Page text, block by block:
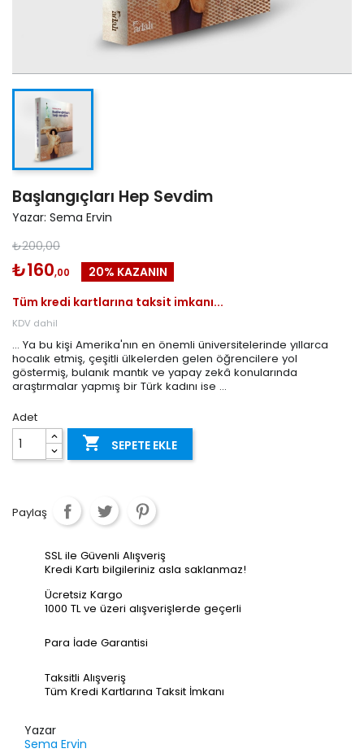
Başlangıçları Hep Sevdim
Yazar: Sema Ervin
₺200,00
₺160,00
20% KAZANIN
Tüm kredi kartlarına taksit imkanı...
KDV dahil
... Ya bu kişi Amerika'nın en önemli üniversitelerinde yıllarca
hocalık etmiş, çeşitli ülkelerden gelen öğrencilere yol
göstermiş, bulanık mantık ve yapay zekâ konularında
araştırmalar yapmış bir Türk kadını ise ...
Adet
 SEPETE EKLE
Paylaş
SSL ile Güvenli Alışveriş
Kredi Kartı bilgileriniz asla saklanmaz!
Ücretsiz Kargo
1000 TL ve üzeri alışverişlerde geçerli
Para İade Garantisi
Taksitli Alışveriş
Tüm Kredi Kartlarına Taksit İmkanı
Yazar
Sema Ervin